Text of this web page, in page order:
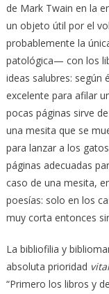
de Mark Twain en la
un objeto útil por el
probablemente la
patológica— con los
ideas salubres: según
excelente para afilar
pocas páginas sirve
una mesita que se
para lanzar a los
páginas adecuadas
caso de una mesita,
poesías: solo en los
muy corta entonces
La bibliofilia y
absoluta prioridad vital
“Primero los libros y